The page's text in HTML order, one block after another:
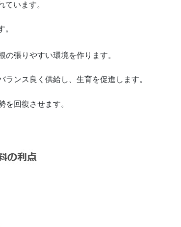
います。
。
の張りやすい環境を作ります。
ランス良く供給し、生育を促進します。
を回復させます。